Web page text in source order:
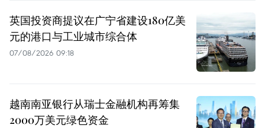
英国投资商提议在广宁省建设180亿美
元的港口与工业城市综合体
07/08/2026 09:18
越南南亚银行从瑞士金融机构再筹集
2000万美元绿色资金